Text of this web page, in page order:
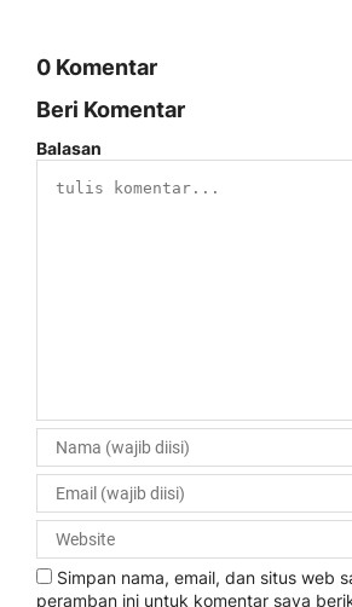
0 Komentar
Beri Komentar
Balasan
Simpan nama, email, dan situs web
peramban ini untuk komentar saya